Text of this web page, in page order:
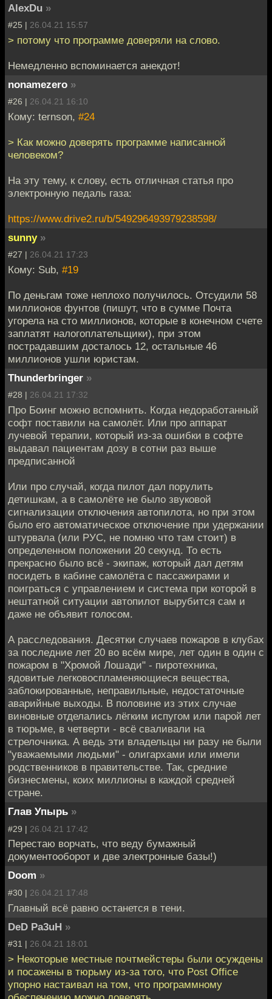
AlexDu »
#25 | 26.04.21 15:57
> потому что программе доверяли на слово.
Немедленно вспоминается анекдот!
nonamezero »
#26 | 26.04.21 16:10
Кому: ternson, #24
> Как можно доверять программе написанной
человеком?
На эту тему, к слову, есть отличная статья про
электронную педаль газа:
https://www.drive2.ru/b/549296493979238598/
sunny »
#27 | 26.04.21 17:23
Кому: Sub, #19
По деньгам тоже неплохо получилось. Отсудили 58
миллионов фунтов (пишут, что в сумме Почта
угорела на сто миллионов, которые в конечном счете
заплатят налогоплательщики), при этом
пострадавшим досталось 12, остальные 46
миллионов ушли юристам.
Thunderbringer »
#28 | 26.04.21 17:32
Про Боинг можно вспомнить. Когда недоработанный
софт поставили на самолёт. Или про аппарат
лучевой терапии, который из-за ошибки в софте
выдавал пациентам дозу в сотни раз выше
предписанной
Или про случай, когда пилот дал порулить
детишкам, а в самолёте не было звуковой
сигнализации отключения автопилота, но при этом
было его автоматическое отключение при удержании
штурвала (или РУС, не помню что там стоит) в
определенном положении 20 секунд. То есть
прекрасно было всё - экипаж, который дал детям
посидеть в кабине самолёта с пассажирами и
поиграться с управлением и система при которой в
нештатной ситуации автопилот вырубится сам и
даже не объявит голосом.
А расследования. Десятки случаев пожаров в клубах
за последние лет 20 во всём мире, лет один в один с
пожаром в "Хромой Лошади" - пиротехника,
ядовитые легковоспламеняющиеся вещества,
заблокированные, неправильные, недостаточные
аварийные выходы. В половине из этих случае
виновные отделались лёгким испугом или парой лет
в тюрьме, в четверти - всё сваливали на
стрелочника. А ведь эти владельцы ни разу не были
"уважаемыми людьми" - олигархами или имели
родственников в правительстве. Так, средние
бизнесмены, коих миллионы в каждой средней
стране.
Глав Упырь »
#29 | 26.04.21 17:42
Перестаю ворчать, что веду бумажный
документооборот и две электронные базы!)
Doom »
#30 | 26.04.21 17:48
Главный всё равно останется в тени.
DeD Pa3uH »
#31 | 26.04.21 18:01
> Некоторые местные почтмейстеры были осуждены
и посажены в тюрьму из-за того, что Post Office
упорно настаивал на том, что программному